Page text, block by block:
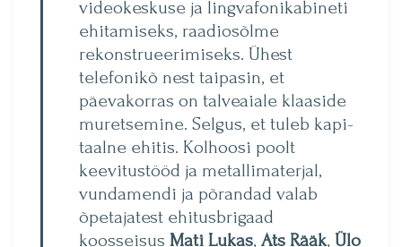
videokeskuse ja lingvafonikabineti
ehitami­seks, raadiosõlme
rekonstru­eerimiseks. Ühest
telefonikõ nest taipasin, et
päevakorras on talveaiale klaaside
muret­semine. Selgus, et tuleb kapi­
taalne ehitis. Kolhoosi poolt
keevitustööd ja metallimaterjal,
vundamendi ja põrandad valab
õpetajatest ehitusbrigaad
koosseisus Mati Lukas, Ats Rääk, Ülo